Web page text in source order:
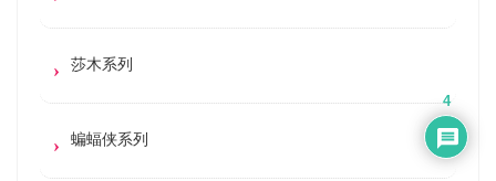
莎木系列
蝙蝠侠系列
4